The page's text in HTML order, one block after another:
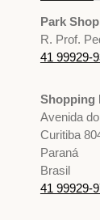
Park
R. Prof.
41 99929-
Shopping
Avenida
Curitiba
Paraná
Brasil
41 99929-